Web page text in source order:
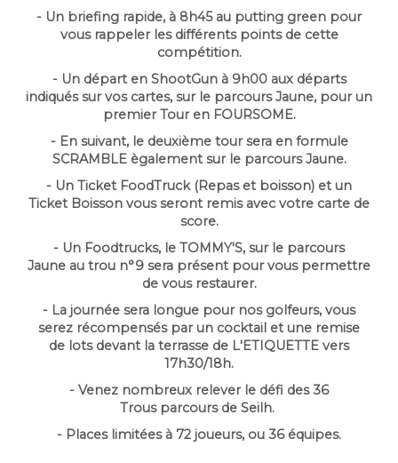
- Un briefing rapide, à 8h45 au putting green pour
vous rappeler les différents points de cette
compétition.
- Un départ en ShootGun à 9h00 aux départs
indiqués sur vos cartes, sur le parcours Jaune, pour un
premier Tour en FOURSOME.
- En suivant, le deuxième tour sera en formule
SCRAMBLE ègalement sur le parcours Jaune.
- Un Ticket FoodTruck (Repas et boisson) et un
Ticket Boisson vous seront remis avec votre carte de
score.
- Un Foodtrucks, le TOMMY'S, sur le parcours
Jaune au trou n°9 sera présent pour vous permettre
de vous restaurer.
- La journée sera longue pour nos golfeurs, vous
serez récompensés par un cocktail et une remise
de lots devant la terrasse de L'ETIQUETTE vers
17h30/18h.
- Venez nombreux relever le défi des 36
Trous parcours de Seilh.
- Places limitées à 72 joueurs, ou 36 équipes.